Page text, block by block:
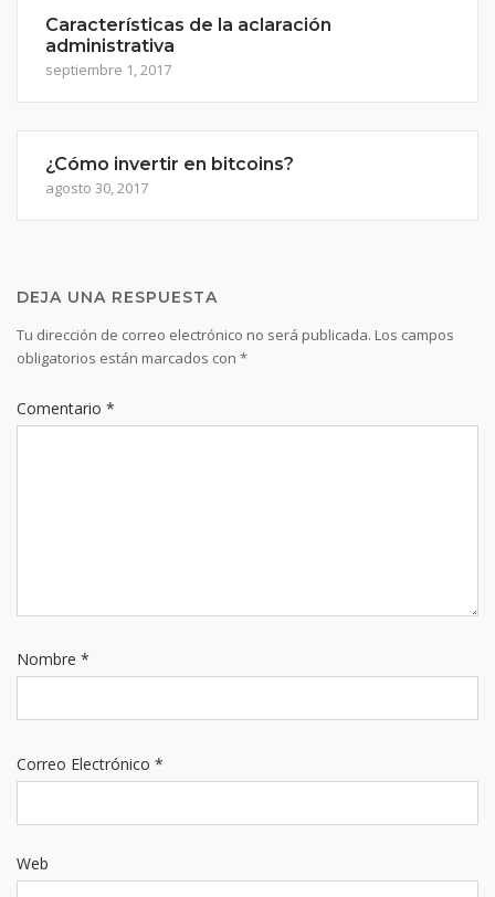
Características de la aclaración
administrativa
septiembre 1, 2017
¿Cómo invertir en bitcoins?
agosto 30, 2017
DEJA UNA RESPUESTA
Tu dirección de correo electrónico no será publicada. Los campos
obligatorios están marcados con *
Comentario *
Nombre *
Correo Electrónico *
Web